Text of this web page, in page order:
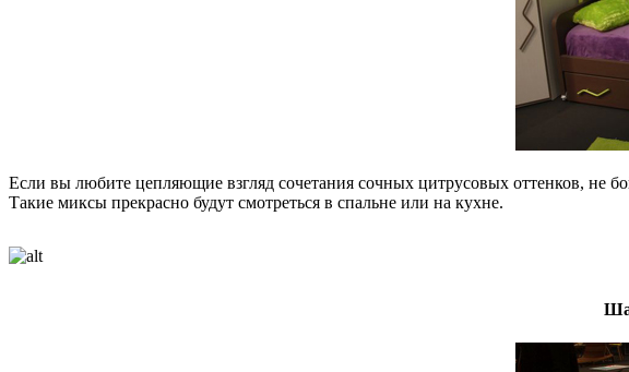
Если вы любите цепляющие взгляд сочетания сочных цитрусовых оттенков, не
Такие миксы прекрасно будут смотреться в спальне или на кухне.